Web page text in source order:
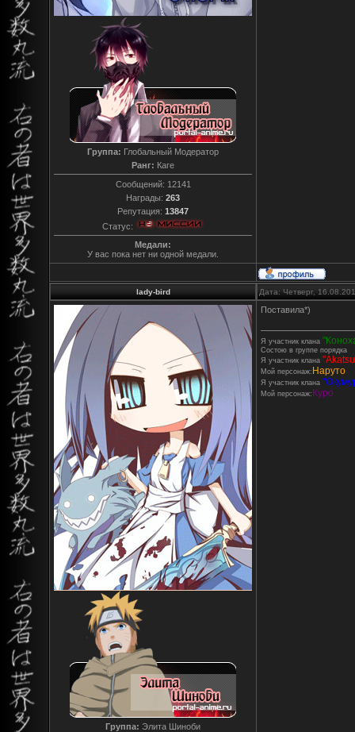
Группа: Глобальный Модератор
Ранг: Каге
Сообщений: 12141
Награды: 263
Репутация: 13847
Статус:
Медали:
У вас пока нет ни одной медали.
lady-bird Дата: Четверг,
Группа: Элита Шиноби
Поставила*)
Я участник клана
Состою в группе порядка
Я участник клана
Мой персонаж: Наруто
Я участник клана
Мой персонаж: Куро